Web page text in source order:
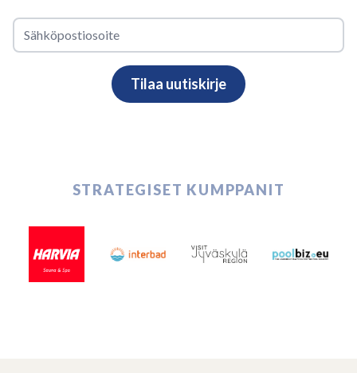
STRATEGISET KUMPPANIT